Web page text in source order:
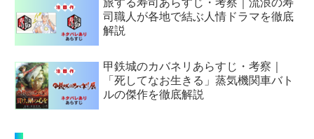
司職人が各地で結ぶ人情ドラマを徹底
解説
甲鉄城のカバネリあらすじ・考察｜
「死してなお生きる」蒸気機関車バト
ルの傑作を徹底解説